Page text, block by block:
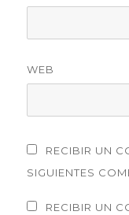
WEB
RECIBIR UN
SIGUIENTES
RECIBIR UN